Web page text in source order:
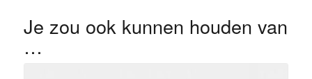
Je zou ook kunnen houden van
…